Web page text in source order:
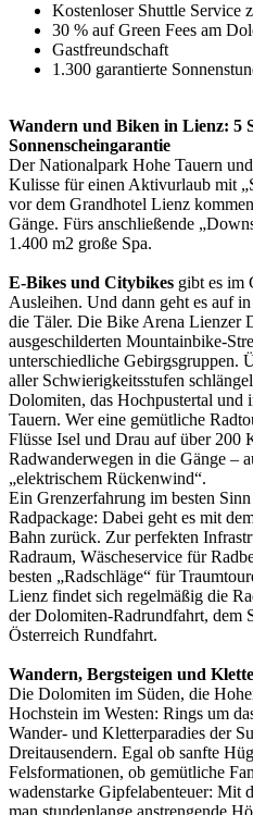
Kostenloser Shuttle Service
30 % auf Green Fees am
Gastfreundschaft
1.300 garantierte
Wandern und Biken in Lienz: 5
Sonnenscheingarantie
Der Nationalpark Hohe Tauern
Kulisse für einen Aktivurlaub mit
vor dem Grandhotel Lienz
Gänge. Fürs anschließende
1.400 m2 große Spa.
E-Bikes und Citybikes gibt es im
Ausleihen. Und dann geht es auf
die Täler. Die Bike Arena Lienzer
ausgeschilderten Mountainbike-
unterschiedliche Gebirgsgruppen.
aller Schwierigkeitsstufen
Dolomiten, das Hochpustertal und
Tauern. Wer eine gemütliche
Flüsse Isel und Drau auf über 200
Radwanderwegen in die Gänge –
„elektrischem Rückenwind“.
Ein Grenzerfahrung im besten
Radpackage: Dabei geht es mit
Bahn zurück. Zur perfekten
Radraum, Wäscheservice für
besten „Radschläge“ für
Lienz findet sich regelmäßig die
der Dolomiten-Radrundfahrt, dem
Österreich Rundfahrt.
Wandern, Bergsteigen und
Die Dolomiten im Süden, die
Hochstein im Westen: Rings um
Wander- und Kletterparadies der
Dreitausendern. Egal ob sanfte
Felsformationen, ob gemütliche
wadenstarke Gipfelabenteuer: Mit
man stundenlange anstrengende